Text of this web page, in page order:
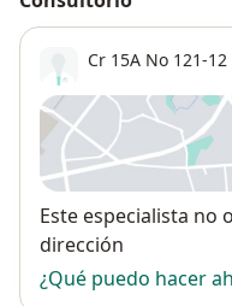
Cr 15A No 121-12
Disponibilidad
Este especialista no
dirección
¿Qué puedo hacer